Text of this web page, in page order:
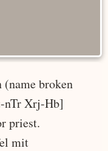
(name broken
nTr Xrj-Hb]
priest.
mit